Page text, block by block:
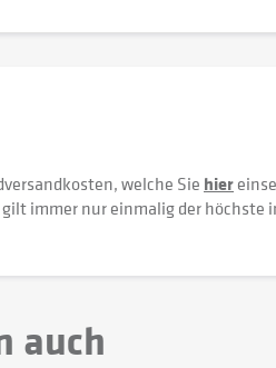
welche Sie hier
immer nur einmalig der höchste
auch